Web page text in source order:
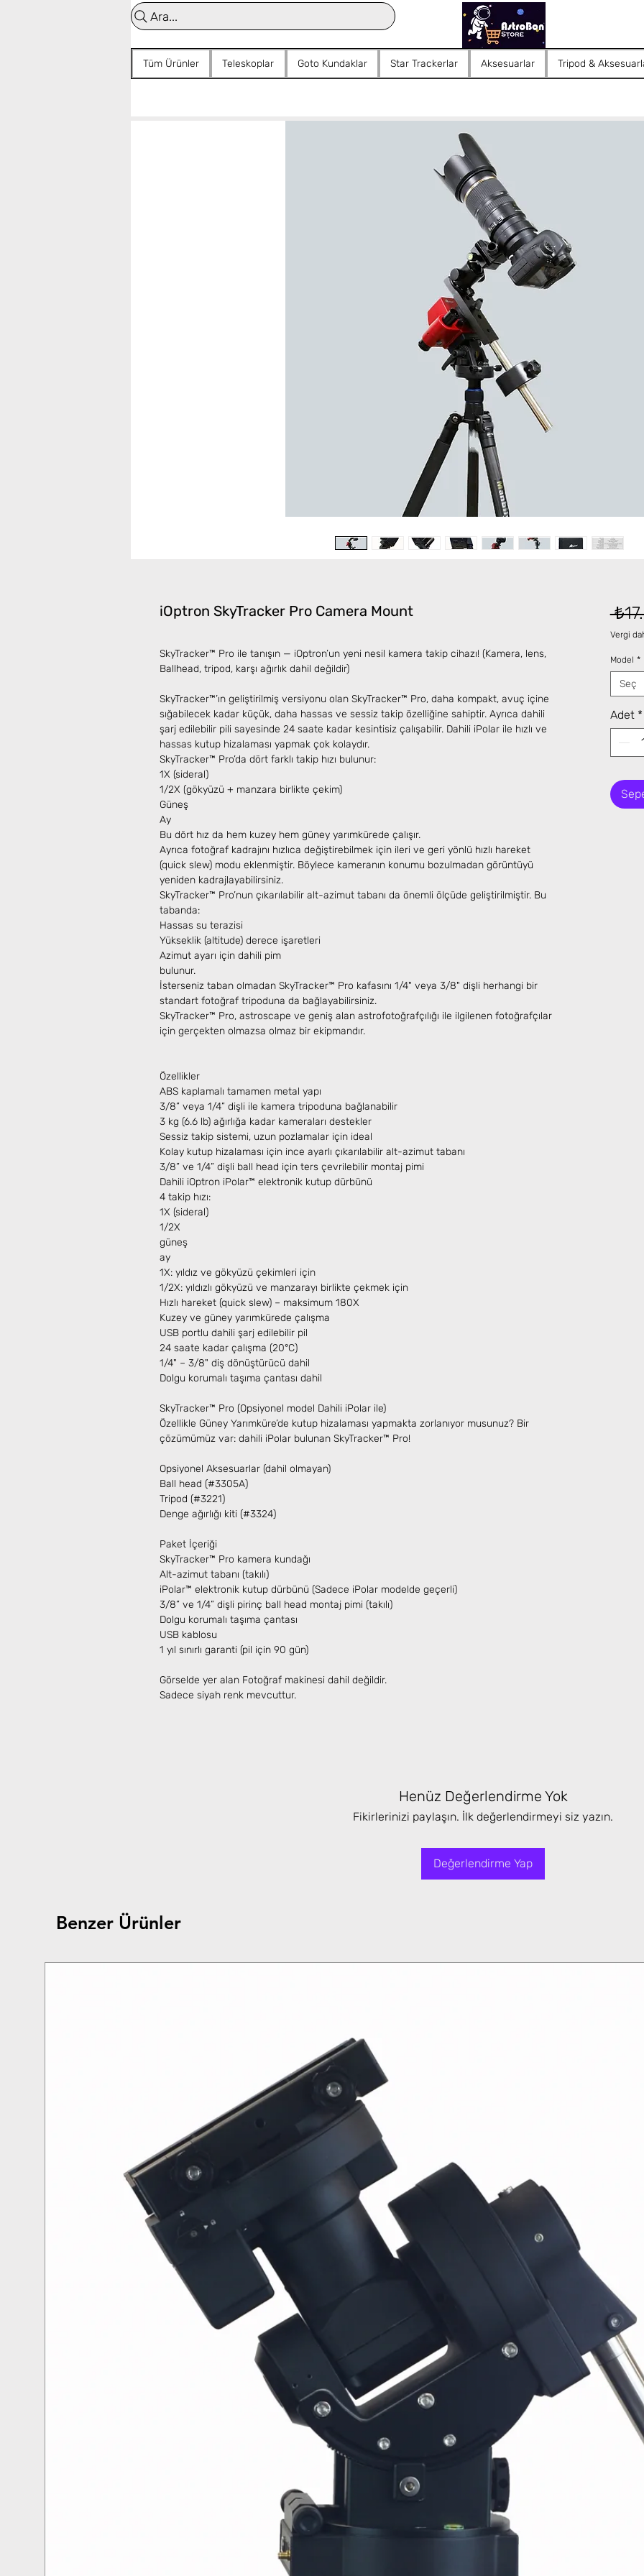
Ara...
Tüm Ürünler Teleskoplar Goto Kundaklar Star Trackerlar Aksesuarlar Tripod &
iOptron SkyTracker Pro Camera Mount
SkyTracker™ Pro ile tanışın — iOptron’un yeni nesil kamera takip cihazı! (Kamera, lens,
Ballhead, tripod, karşı ağırlık dahil değildir)
SkyTracker™’ın geliştirilmiş versiyonu olan SkyTracker™ Pro, daha kompakt, avuç içine
sığabilecek kadar küçük, daha hassas ve sessiz takip özelliğine sahiptir. Ayrıca dahili
şarj edilebilir pili sayesinde 24 saate kadar kesintisiz çalışabilir. Dahili iPolar ile hızlı ve
hassas kutup hizalaması yapmak çok kolaydır.
SkyTracker™ Pro’da dört farklı takip hızı bulunur:
1X (sideral)
1/2X (gökyüzü + manzara birlikte çekim)
Güneş
Ay
Bu dört hız da hem kuzey hem güney yarımkürede çalışır.
Ayrıca fotoğraf kadrajını hızlıca değiştirebilmek için ileri ve geri yönlü hızlı hareket
(quick slew) modu eklenmiştir. Böylece kameranın konumu bozulmadan görüntüyü
yeniden kadrajlayabilirsiniz.
SkyTracker™ Pro’nun çıkarılabilir alt-azimut tabanı da önemli ölçüde geliştirilmiştir. Bu
tabanda:
Hassas su terazisi
Yükseklik (altitude) derece işaretleri
Azimut ayarı için dahili pim
bulunur.
İsterseniz taban olmadan SkyTracker™ Pro kafasını 1/4" veya 3/8" dişli herhangi bir
standart fotoğraf tripoduna da bağlayabilirsiniz.
SkyTracker™ Pro, astroscape ve geniş alan astrofotoğrafçılığı ile ilgilenen fotoğrafçılar
için gerçekten olmazsa olmaz bir ekipmandır.
Özellikler
ABS kaplamalı tamamen metal yapı
3/8” veya 1/4” dişli ile kamera tripoduna bağlanabilir
3 kg (6.6 lb) ağırlığa kadar kameraları destekler
Sessiz takip sistemi, uzun pozlamalar için ideal
Kolay kutup hizalaması için ince ayarlı çıkarılabilir alt-azimut tabanı
3/8” ve 1/4” dişli ball head için ters çevrilebilir montaj pimi
Dahili iOptron iPolar™ elektronik kutup dürbünü
4 takip hızı:
1X (sideral)
1/2X
güneş
ay
1X: yıldız ve gökyüzü çekimleri için
1/2X: yıldızlı gökyüzü ve manzarayı birlikte çekmek için
Hızlı hareket (quick slew) – maksimum 180X
Kuzey ve güney yarımkürede çalışma
USB portlu dahili şarj edilebilir pil
24 saate kadar çalışma (20°C)
1/4" – 3/8" diş dönüştürücü dahil
Dolgu korumalı taşıma çantası dahil
SkyTracker™ Pro (Opsiyonel model Dahili iPolar ile)
Özellikle Güney Yarımküre’de kutup hizalaması yapmakta zorlanıyor musunuz? Bir
çözümümüz var: dahili iPolar bulunan SkyTracker™ Pro!
Opsiyonel Aksesuarlar (dahil olmayan)
Ball head (#3305A)
Tripod (#3221)
Denge ağırlığı kiti (#3324)
Paket İçeriği
SkyTracker™ Pro kamera kundağı
Alt-azimut tabanı (takılı)
iPolar™ elektronik kutup dürbünü (Sadece iPolar modelde geçerli)
3/8” ve 1/4” dişli pirinç ball head montaj pimi (takılı)
Dolgu korumalı taşıma çantası
USB kablosu
1 yıl sınırlı garanti (pil için 90 gün)
Görselde yer alan Fotoğraf makinesi dahil değildir.
Sadece siyah renk mevcuttur.
Vergi
Model *
Seç
Adet *
Henüz Değerlendirme Yok
Fikirlerinizi paylaşın. İlk değerlendirmeyi siz yazın.
Değerlendirme Yap
Benzer Ürünler